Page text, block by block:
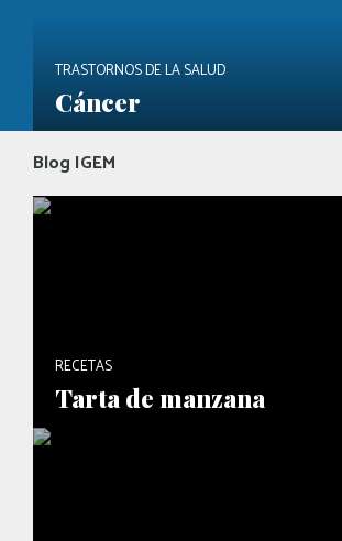
TRASTORNOS DE LA SALUD
Cáncer
Blog IGEM
RECETAS
Tarta de manzana